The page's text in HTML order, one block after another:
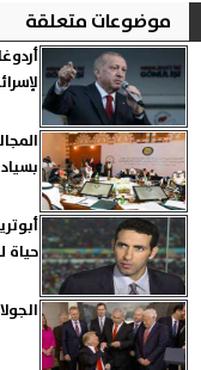
موضوعات متعلقة
حياة